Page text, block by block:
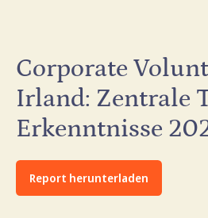
Corporate
Irland: Zentrale
Erkenntnisse
Report herunterladen